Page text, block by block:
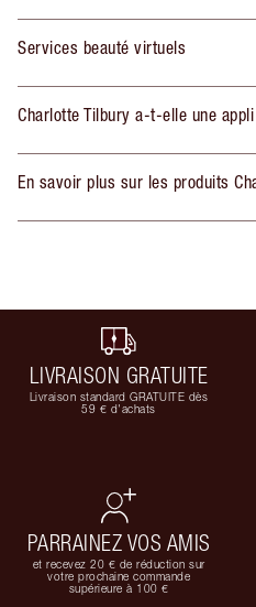
Services beauté virtuels
Charlotte Tilbury a-t-elle une
En savoir plus sur les produits
LIVRAISON GRATUITE
Livraison standard GRATUITE dès
59 € d'achats
PARRAINEZ VOS AMIS
et recevez 20 € de réduction sur
votre prochaine commande
supérieure à 100 €